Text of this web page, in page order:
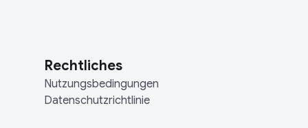
Rechtliches
Nutzungsbedingungen
Datenschutzrichtlinie